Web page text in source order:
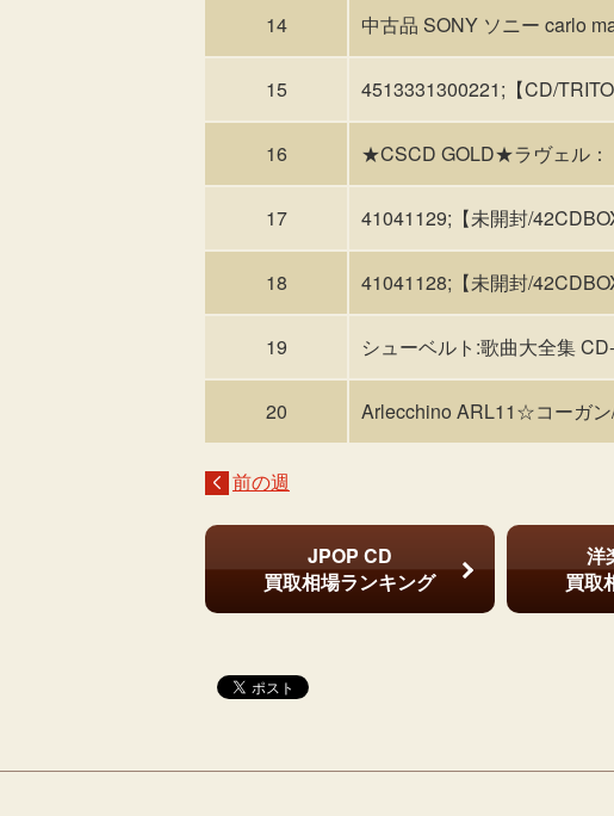
14 中古品 SONY ソニー carlo
15 4513331300221;【CD/
16 ★CSCD GOLD★ラヴェル：
17 41041129;【未開封/
18 41041128;【未開封/
19 シューベルト:歌曲大全集
20 Arlecchino ARL11☆コーガ
前の週
JPOP CD
買取相場ランキング
洋
買取